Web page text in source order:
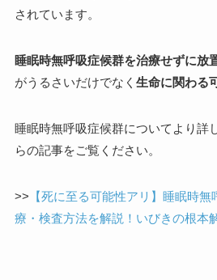
されています。
睡眠時無呼吸症候群を治療せずに放
がうるさいだけでなく 生命に関わる
睡眠時無呼吸症候群についてより詳
らの記事をご覧ください。
>> 【死に至る可能性アリ】睡眠時
療・検査方法を解説！いびきの根本